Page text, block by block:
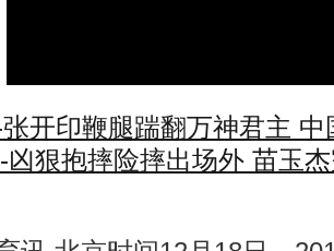
开印鞭腿踹翻万神君主 中
凶狠抱摔险摔出场外 苗玉